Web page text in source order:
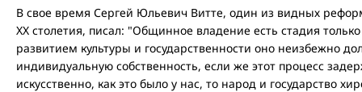
В свое время Сергей Юльевич Витте, один из видных
ХХ столетия, писал: "Общинное владение есть стадия
развитием культуры и государственности оно неизбежно
индивидуальную собственность, если же этот процесс
искусственно, как это было у нас, то народ и государство